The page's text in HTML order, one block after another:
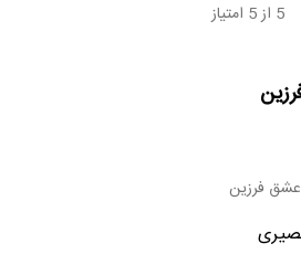
5 از 5 امتیاز
فرزین